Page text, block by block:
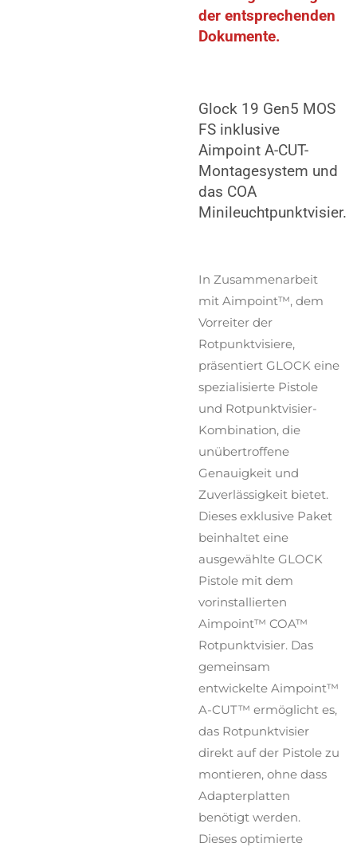
der entsprechenden
Dokumente.
Glock 19 Gen5 MOS
FS inklusive
Aimpoint A-CUT-
Montagesystem und
das COA
Minileuchtpunktvisier.
In Zusammenarbeit
mit Aimpoint™, dem
Vorreiter der
Rotpunktvisiere,
präsentiert GLOCK eine
spezialisierte Pistole
und Rotpunktvisier-
Kombination, die
unübertroffene
Genauigkeit und
Zuverlässigkeit bietet.
Dieses exklusive Paket
beinhaltet eine
ausgewählte GLOCK
Pistole mit dem
vorinstallierten
Aimpoint™ COA™
Rotpunktvisier. Das
gemeinsam
entwickelte Aimpoint™
A-CUT™ ermöglicht es,
das Rotpunktvisier
direkt auf der Pistole zu
montieren, ohne dass
Adapterplatten
benötigt werden.
Dieses optimierte